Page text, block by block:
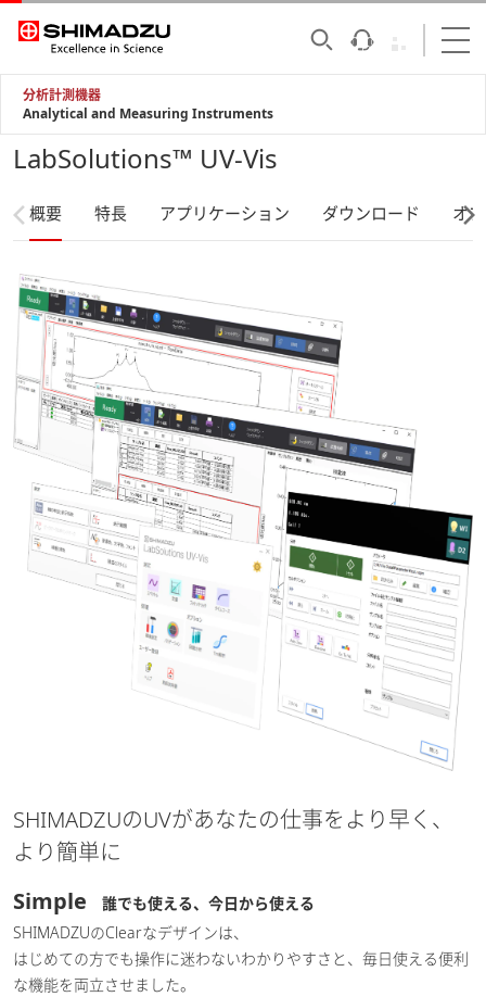
分析計測機器
Analytical and Measuring Instruments
LabSolutions™ UV-Vis
概要 特長 アプリケーション ダウンロード オ
SHIMADZUのUVがあなたの仕事をより早く、
より簡単に
Simple 誰でも使える、今日から使える
SHIMADZUのClearなデザインは、
はじめての方でも操作に迷わないわかりやすさと、毎日使える便利
な機能を両立させました。